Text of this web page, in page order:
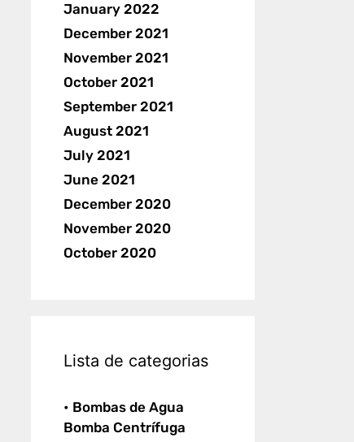
January 2022
December 2021
November 2021
October 2021
September 2021
August 2021
July 2021
June 2021
December 2020
November 2020
October 2020
Lista de categorias
• Bombas de Agua
Bomba Centrífuga